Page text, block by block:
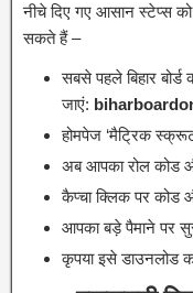
नीचे दिए गए आसान स्टेप्स
सकते हैं –
सबसे पहले बिहार
जाएं:
होमपेज ‘मैट्रिक
अब आपका रोल कोड
कैप्चा क्लिक पर कोड
आपका बड़े पैमाने पर
कृपया इसे डाउनलोड